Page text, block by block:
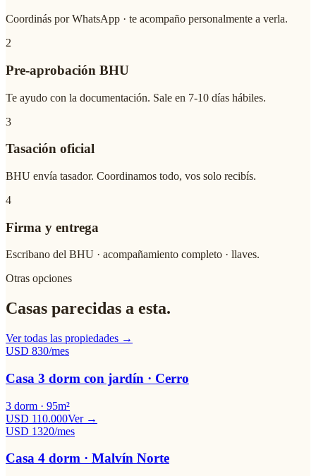
Coordinás por WhatsApp · te acompaño personalmente a verla.
2
Pre-aprobación BHU
Te ayudo con la documentación. Sale en 7-10 días hábiles.
3
Tasación oficial
BHU envía tasador. Coordinamos todo, vos solo recibís.
4
Firma y entrega
Escribano del BHU · acompañamiento completo · llaves.
Otras opciones
Casas parecidas a esta.
Ver todas las propiedades →
USD 830/mes
Casa 3 dorm con jardín · Cerro
3 dorm · 95m²
USD 110.000Ver →
USD 1320/mes
Casa 4 dorm · Malvín Norte